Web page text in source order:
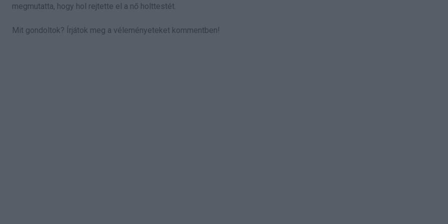
megmutatta, hogy hol rejtette el a nő holttestét.
Mit gondoltok? Írjátok meg a véleményeteket kommentben!